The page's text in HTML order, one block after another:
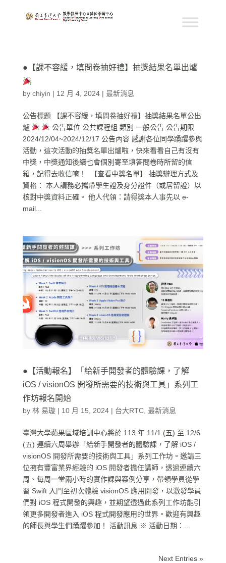
●【課不容緩，填問卷抽好禮】抽獎結果名單出爐
by chiyin | 12 月 4, 2024| 最新消息
公告標題 【課不容緩，填問卷抽好禮】抽獎結果名單公出
爐
公告單位 公共課程組 類別 一般公告 公告期限
2024/12/04~2024/12/17 公告內容 感謝各位同學踴躍參與
活動，這次活動的抽獎名單出爐啦，快來看看自己有沒有
中獎，中獎通知後續也會個別寄至填答問卷時所留的信
箱，記得去收信唷！ 【查看中獎名單】 抽獎辦理方式及
資格： 本人請務必攜帶學生證及身分證件（或居留證）以
核對中獎資料正確。 他人代領：請得獎本人事先以 e-
mail...
●【活動報名】「給新手開發者的體驗課，了解
iOS / visionOS 開發所需要的技術與工具」系列工
作坊報名開始
by 林 易璇| 10 月 15, 2024| 台大RTC, 最新消息
臺灣大學蘋果區域培訓中心將於 113 年 11/1 (五) 至 12/6
(五) 連續六周舉辦「給新手開發者的體驗課，了解 iOS /
visionOS 開發所需要的技術與工具」系列工作坊。邀請三
位擁有豐富業界經驗的 iOS 開發者擔任講師，透過連續六
周、每周一堂兩小時的實作課與案例分享，帶領學員從學
習 Swift 入門至初次體驗 visionOS 應用開發，以激發學員
們對 iOS 程式開發的興趣，並期望透過此系列工作坊能引
領更多開發者進入 iOS 程式開發應用的世界。歡迎有興趣
的師長與學生們踴躍參加！ 活動訊息 ※ 活動日期：...
Next Entries »